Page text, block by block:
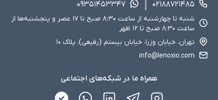
۰۲۱۸۸۷۲۱۴۸۵
۰۹۳۵۱۴۵۳۳۴۷
شنبه تا چهارشنبه از ساعت ۸:۳۰ صبح تا ۱۷ عصر و پنجشنبه‌ها از
ساعت ۸:۳۰ صبح تا ۱۲ ظهر
تهران، خیابان وزرا، خیابان بیستم (رفیعی)، پلاک ۱۰
info@lenoxio.com
همراه ما در شبکه‌های اجتماعی